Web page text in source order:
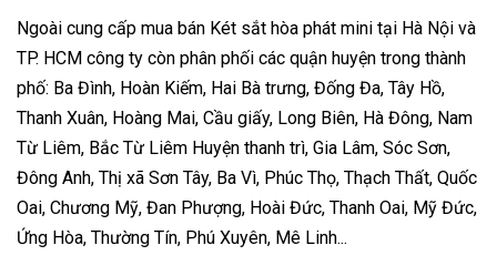
Ngoài cung cấp mua bán Két sắt hòa phát mini tại Hà Nội và
TP. HCM công ty còn phân phối các quận huyện trong thành
phố: Ba Đình, Hoàn Kiếm, Hai Bà trưng, Đống Đa, Tây Hồ,
Thanh Xuân, Hoàng Mai, Cầu giấy, Long Biên, Hà Đông, Nam
Từ Liêm, Bắc Từ Liêm Huyện thanh trì, Gia Lâm, Sóc Sơn,
Đông Anh, Thị xã Sơn Tây, Ba Vì, Phúc Thọ, Thạch Thất, Quốc
Oai, Chương Mỹ, Đan Phượng, Hoài Đức, Thanh Oai, Mỹ Đức,
Ứng Hòa, Thường Tín, Phú Xuyên, Mê Linh...